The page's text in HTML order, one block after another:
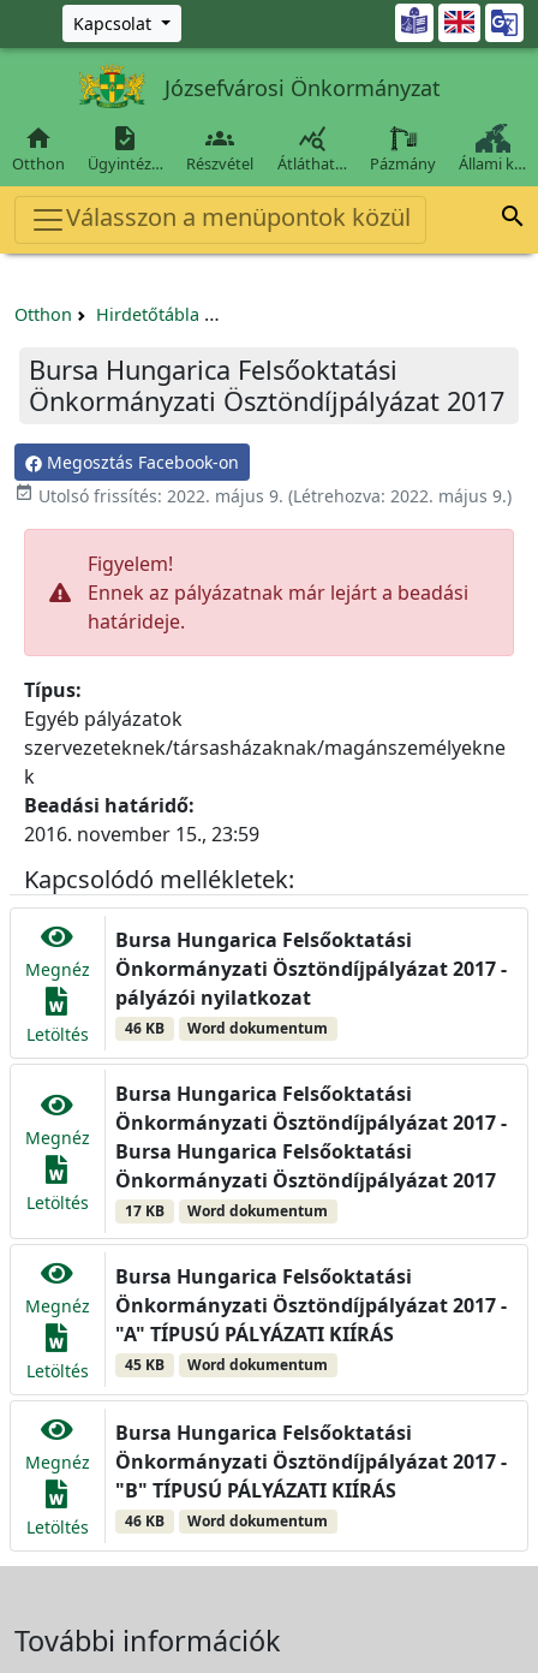
Ugrás a fő tartalomra
Kapcsolat 
Józsefvárosi Önkormányzat

Otthon

Ügyintéz…

Részvétel

Átláthat… Pázmány Állami k…
Válasszon a menüpontok közül 
Otthon Hirdetőtábla
Bursa Hungarica Felsőoktatási
Önkormányzati Ösztöndíjpályázat 2017
Megosztás Facebook-on
 Utolsó frissítés: 2022. május 9. (Létrehozva: 2022. május 9.)
Figyelem!
Ennek az pályázatnak már lejárt a beadási
határideje.
Típus:
Egyéb pályázatok
szervezeteknek/társasházaknak/magánszemélyekne
k
Beadási határidő:
2016. november 15., 23:59
Kapcsolódó mellékletek:
Megnéz
Letöltés
Bursa Hungarica Felsőoktatási
Önkormányzati Ösztöndíjpályázat 2017 -
pályázói nyilatkozat
46 KB Word dokumentum
Megnéz
Letöltés
Bursa Hungarica Felsőoktatási
Önkormányzati Ösztöndíjpályázat 2017 -
Bursa Hungarica Felsőoktatási
Önkormányzati Ösztöndíjpályázat 2017
17 KB Word dokumentum
Megnéz
Letöltés
Bursa Hungarica Felsőoktatási
Önkormányzati Ösztöndíjpályázat 2017 -
"A" TÍPUSÚ PÁLYÁZATI KIÍRÁS
45 KB Word dokumentum
Megnéz
Letöltés
Bursa Hungarica Felsőoktatási
Önkormányzati Ösztöndíjpályázat 2017 -
"B" TÍPUSÚ PÁLYÁZATI KIÍRÁS
46 KB Word dokumentum
További információk